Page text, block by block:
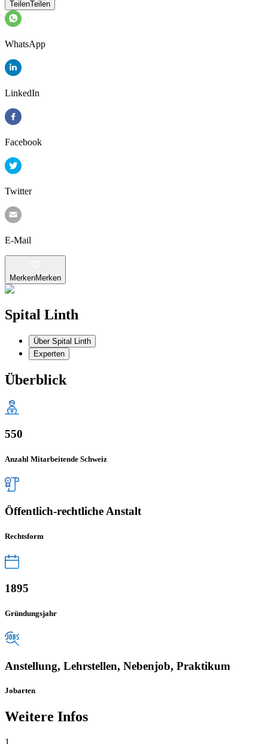
TeilenTeilen
WhatsApp
LinkedIn
Facebook
Twitter
E-Mail
MerkenMerken
Spital Linth
Über Spital Linth
Experten
Überblick
550
Anzahl Mitarbeitende Schweiz
Öffentlich-rechtliche Anstalt
Rechtsform
1895
Gründungsjahr
Anstellung, Lehrstellen, Nebenjob, Praktikum
Jobarten
Weitere Infos
1